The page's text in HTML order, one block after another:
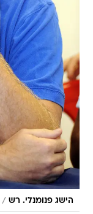
הישג פנומנלי. רש /